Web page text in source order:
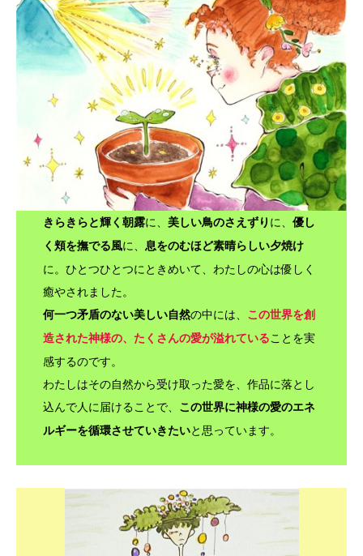
きらきらと輝く朝露に、 美しい鳥のさえずり に、 優し
く頬を撫でる風に、 息をのむほど素晴らしい夕焼け
に。ひとつひとつにときめいて、わたしの心は優しく
癒やされました。
何一つ矛盾のない美しい自然の中には、
この世界を創
造された神様の、たくさんの愛が溢れている ことを実
感するのです。
わたしはその自然から受け取った愛を、作品に落とし
込んで人に届けることで、
この世界に神様の愛のエネ
ルギーを循環させていきたいと思っています。